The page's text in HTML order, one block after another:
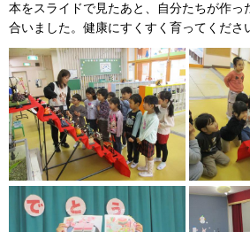
本をスライドで見たあと、自分たちが作っ
合いました。健康にすくすく育ってくださ